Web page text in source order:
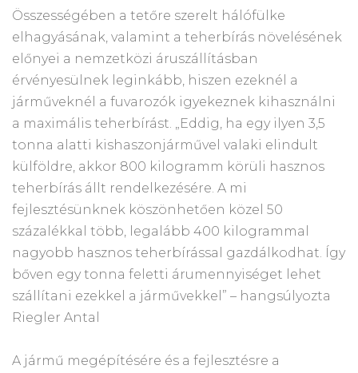
Összességében a tetőre szerelt hálófülke
elhagyásának, valamint a teherbírás növelésének
előnyei a nemzetközi áruszállításban
érvényesülnek leginkább, hiszen ezeknél a
járműveknél a fuvarozók igyekeznek kihasználni
a maximális teherbírást. „Eddig, ha egy ilyen 3,5
tonna alatti kishaszonjárművel valaki elindult
külföldre, akkor 800 kilogramm körüli hasznos
teherbírás állt rendelkezésére. A mi
fejlesztésünknek köszönhetően közel 50
százalékkal több, legalább 400 kilogrammal
nagyobb hasznos teherbírással gazdálkodhat. Így
bőven egy tonna feletti árumennyiséget lehet
szállítani ezekkel a járművekkel” – hangsúlyozta
Riegler Antal
A jármű megépítésére és a fejlesztésre a